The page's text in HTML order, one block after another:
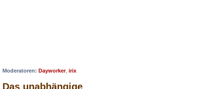
Moderatoren: Dayworker, irix
Das unabhängige